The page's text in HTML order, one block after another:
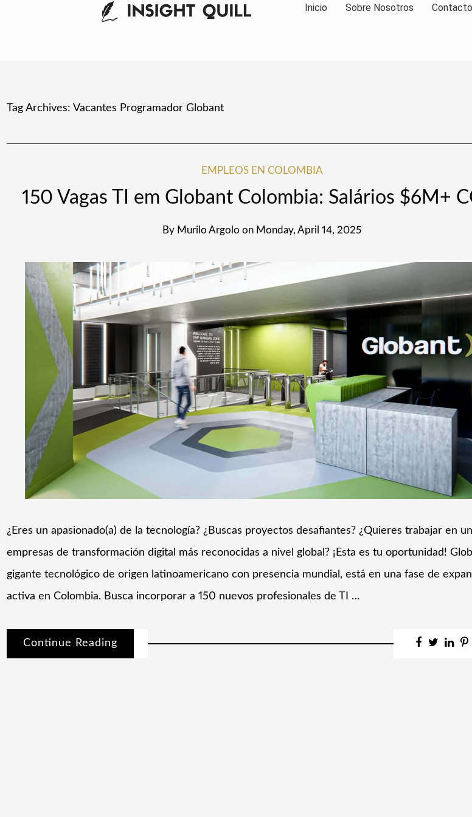
Inicio Sobre Nosotros Contacto
Tag Archives:Vacantes Programador Globant
EMPLEOS EN COLOMBIA
150 Vagas TI em Globant Colombia: Salários $6M+
By Murilo Argolo on Monday, April 14, 2025
¿Eres un apasionado(a) de la tecnología? ¿Buscas proyectos desafiantes? ¿Quieres trabajar en
empresas de transformación digital más reconocidas a nivel global? ¡Esta es tu oportunidad!
gigante tecnológico de origen latinoamericano con presencia mundial, está en una fase de
activa en Colombia. Busca incorporar a 150 nuevos profesionales de TI …
Continue Reading